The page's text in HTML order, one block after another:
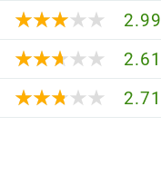
★★★★★
★★★★★ 2.99
★★★★★
★★★★★ 2.61
★★★★★
★★★★★ 2.71